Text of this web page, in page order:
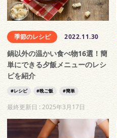
季節のレシピ 2022.11.30
鍋以外の温かい食べ物16選！簡
単にできる夕飯メニューのレシ
ピを紹介
レシピ 晩ご飯 簡単
最終更新日 : 2025年3月17日